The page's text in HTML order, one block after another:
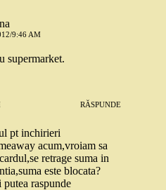
9:46 AM
supermarket.
RĂSPUNDE
pt inchirieri
acum,vroiam sa
retrage suma in
este blocata?
raspunde